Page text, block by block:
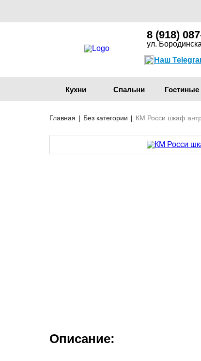
8 (918)
ул.
Наш
Кухни Спальни Гостиные
Главная | Без категории | КМ Росси шкаф
Описание: